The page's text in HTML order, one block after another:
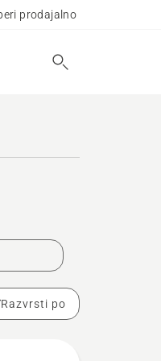
prodajalno
Razvrsti po